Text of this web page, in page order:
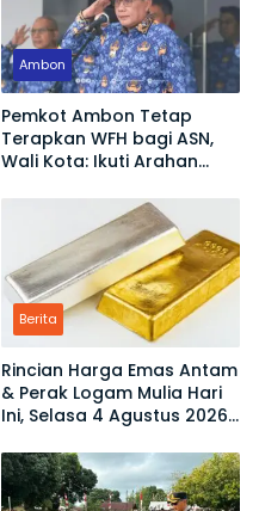
Ambon
Pemkot Ambon Tetap
Terapkan WFH bagi ASN,
Wali Kota: Ikuti Arahan
Berita
Rincian Harga Emas Antam
& Perak Logam Mulia Hari
Ini, Selasa 4 Agustus 2026:
Rp2,6 Juta!